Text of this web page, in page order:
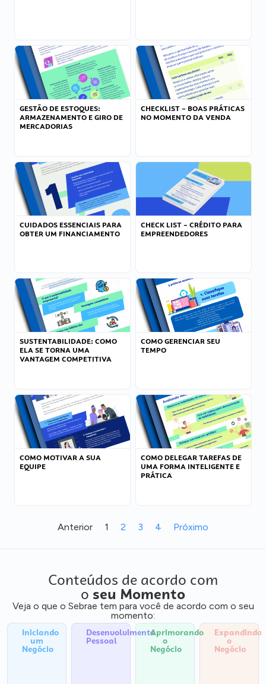
GESTÃO DE ESTOQUES:
ARMAZENAMENTO E GIRO DE
MERCADORIAS
CHECKLIST – BOAS PRÁTICAS
NO MOMENTO DA VENDA
CUIDADOS ESSENCIAIS PARA
OBTER UM FINANCIAMENTO
CHECK LIST – CRÉDITO PARA
EMPREENDEDORES
SUSTENTABILIDADE: COMO
ELA SE TORNA UMA
VANTAGEM COMPETITIVA
COMO GERENCIAR SEU
TEMPO
COMO MOTIVAR A SUA
EQUIPE
COMO DELEGAR TAREFAS DE
UMA FORMA INTELIGENTE E
PRÁTICA
Anterior 1 2 3 4 Próximo
Conteúdos de acordo com
o seu Momento
Veja o que o Sebrae tem para você de acordo com o seu
momento:
Iniciando
um
Negócio
Desenvolvimento
Pessoal
Aprimorando
o
Negócio
Expandindo
o
Negócio